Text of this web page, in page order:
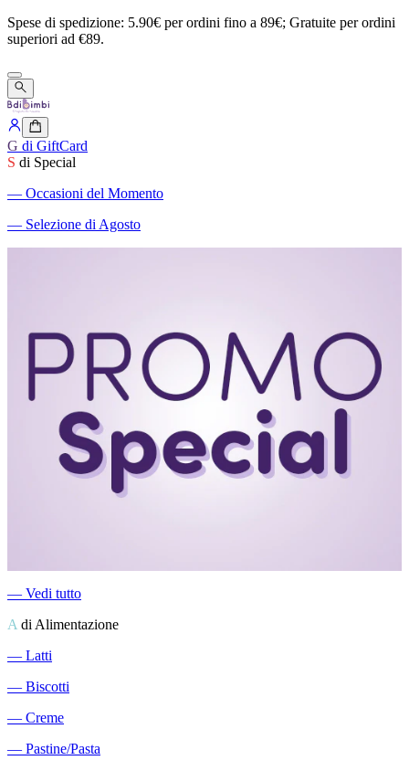
Spese di spedizione: 5.90€ perordini fino a 89€; Gratuite perordini
superiori ad €89.
G di GiftCard
S di Special
― Occasioni del Momento
― Selezione di Agosto
― Vedi tutto
A di Alimentazione
― Latti
― Biscotti
― Creme
― Pastine/Pasta